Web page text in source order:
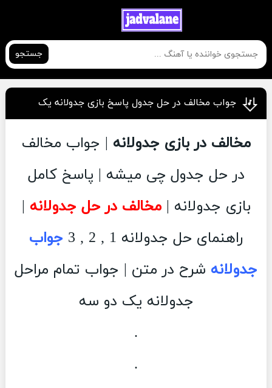
جستجو
جواب مخالف در حل جدول پاسخ بازی جدولانه یک
مخالف در بازی جدولانه | جواب مخالف
در حل جدول چی میشه | پاسخ کامل
بازی جدولانه |مخالف در حل جدولانه |
راهنمای حل جدولانه 1 , 2 , 3
جواب
جدولانه شرح در متن | جواب تمام مراحل
جدولانه یک دو سه
.
.